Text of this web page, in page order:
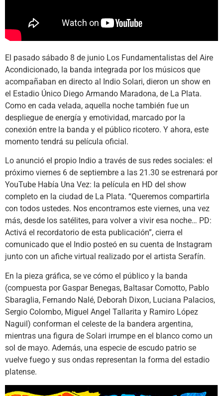
El pasado sábado 8 de junio Los Fundamentalistas del Aire
Acondicionado, la banda integrada por los músicos que
acompañaban en directo al Indio Solari, dieron un show en
el Estadio Único Diego Armando Maradona, de La Plata.
Como en cada velada, aquella noche también fue un
despliegue de energía y emotividad, marcado por la
conexión entre la banda y el público ricotero. Y ahora, este
momento tendrá su película oficial.
Lo anunció el propio Indio a través de sus redes sociales: el
próximo viernes 6 de septiembre a las 21.30 se estrenará por
YouTube Había Una Vez: la película en HD del show
completo en la ciudad de La Plata. “Queremos compartirla
con todos ustedes. Nos encontramos este viernes, una vez
más, desde los satélites, para volver a vivir esa noche… PD:
Activá el recordatorio de esta publicación”, cierra el
comunicado que el Indio posteó en su cuenta de Instagram
junto con un afiche virtual realizado por el artista Serafín.
En la pieza gráfica, se ve cómo el público y la banda
(compuesta por Gaspar Benegas, Baltasar Comotto, Pablo
Sbaraglia, Fernando Nalé, Deborah Dixon, Luciana Palacios,
Sergio Colombo, Miguel Angel Tallarita y Ramiro López
Naguil) conforman el celeste de la bandera argentina,
mientras una figura de Solari irrumpe en el blanco como un
sol de mayo. Además, una especie de escudo patrio se
vuelve fuego y sus ondas representan la forma del estadio
platense.